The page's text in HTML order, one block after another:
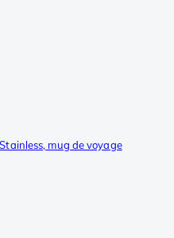
mug de voyage